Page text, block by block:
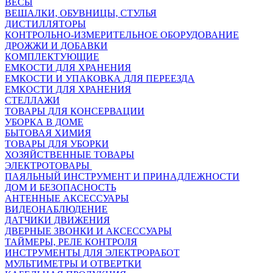
ВЕСЫ
ВЕШАЛКИ, ОБУВНИЦЫ, СТУЛЬЯ
ДИСТИЛЛЯТОРЫ
КОНТРОЛЬНО-ИЗМЕРИТЕЛЬНОЕ ОБОРУДОВАНИЕ
ДРОЖЖИ И ДОБАВКИ
КОМПЛЕКТУЮЩИЕ
ЕМКОСТИ ДЛЯ ХРАНЕНИЯ
ЕМКОСТИ И УПАКОВКА ДЛЯ ПЕРЕЕЗДА
ЕМКОСТИ ДЛЯ ХРАНЕНИЯ
СТЕЛЛАЖИ
ТОВАРЫ ДЛЯ КОНСЕРВАЦИИ
УБОРКА В ДОМЕ
БЫТОВАЯ ХИМИЯ
ТОВАРЫ ДЛЯ УБОРКИ
ХОЗЯЙСТВЕННЫЕ ТОВАРЫ
ЭЛЕКТРОТОВАРЫ
ПАЯЛЬНЫЙ ИНСТРУМЕНТ И ПРИНАДЛЕЖНОСТИ
ДОМ И БЕЗОПАСНОСТЬ
АНТЕННЫЕ АКСЕССУАРЫ
ВИДЕОНАБЛЮДЕНИЕ
ДАТЧИКИ ДВИЖЕНИЯ
ДВЕРНЫЕ ЗВОНКИ И АКСЕССУАРЫ
ТАЙМЕРЫ, РЕЛЕ КОНТРОЛЯ
ИНСТРУМЕНТЫ ДЛЯ ЭЛЕКТРОРАБОТ
МУЛЬТИМЕТРЫ И ОТВЕРТКИ